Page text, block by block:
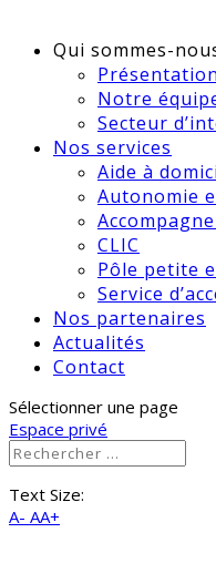
Qui sommes-
Notre
Secteur
Nos services
Aide à
Autonomie
CLIC
Pôle petite
Service
Nos partenaires
Actualités
Contact
Sélectionner une page
Espace privé
Text Size:
A- AA+